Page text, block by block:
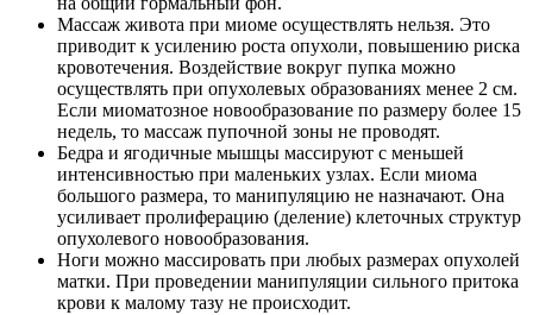
Массаж живота при миоме осуществлять нельзя. Это
приводит к усилению роста опухоли, повышению риска
кровотечения. Воздействие вокруг пупка можно
осуществлять при опухолевых образованиях менее 2 см.
Если миоматозное новообразование по размеру более 15
недель, то массаж пупочной зоны не проводят.
Бедра и ягодичные мышцы массируют с меньшей
интенсивностью при маленьких узлах. Если миома
большого размера, то манипуляцию не назначают. Она
усиливает пролиферацию (деление) клеточных структур
опухолевого новообразования.
Ноги можно массировать при любых размерах опухолей
матки. При проведении манипуляции сильного притока
крови к малому тазу не происходит.